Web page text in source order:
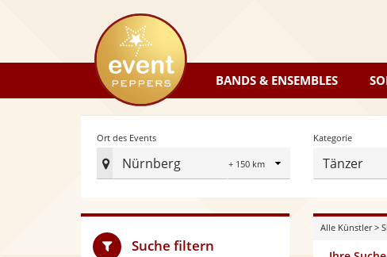
eventpeppers
BANDS & ENSEMBLES
Ort des Events
Nürnberg
Radius
Ort
Events
festlegen
Kategorie
Tänzer
Alle Künstler>
Suche filtern